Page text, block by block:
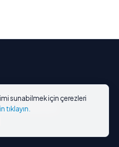
yapılandırma
güvenlik
sunabilmek için çerezleri
tıklayın.